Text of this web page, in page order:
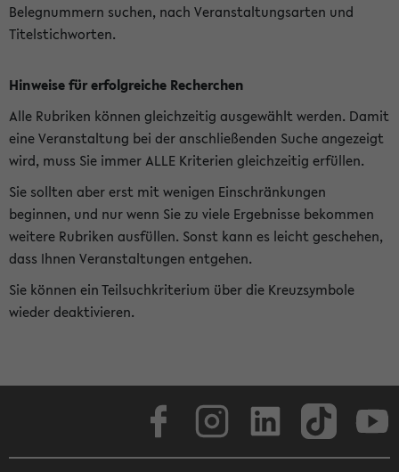
Belegnummern suchen, nach Veranstaltungsarten und
Titelstichworten.
Hinweise für erfolgreiche Recherchen
Alle Rubriken können gleichzeitig ausgewählt werden. Damit
eine Veranstaltung bei der anschließenden Suche angezeigt
wird, muss Sie immer ALLE Kriterien gleichzeitig erfüllen.
Sie sollten aber erst mit wenigen Einschränkungen
beginnen, und nur wenn Sie zu viele Ergebnisse bekommen
weitere Rubriken ausfüllen. Sonst kann es leicht geschehen,
dass Ihnen Veranstaltungen entgehen.
Sie können ein Teilsuchkriterium über die Kreuzsymbole
wieder deaktivieren.